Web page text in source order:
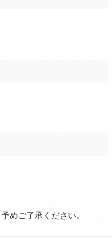
めご了承ください。